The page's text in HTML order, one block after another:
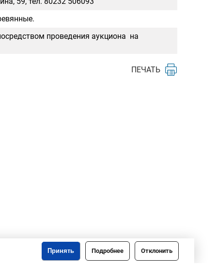
проведения аукциона на
ПЕЧАТЬ
Отклонить
Подробнее
Принять